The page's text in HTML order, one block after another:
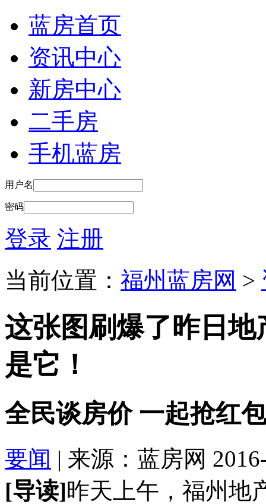
蓝房首页
资讯中心
新房中心
二手房
手机蓝房
用户名
密码
登录 注册
当前位置： 福州蓝房网 >
这张图刷爆了昨日
是它！
全民谈房价 一起抢红包
要闻 | 来源：蓝房网
[导读]昨天上午，福州地